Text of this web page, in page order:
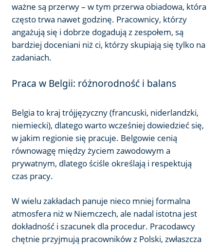
ważne są przerwy – w tym przerwa obiadowa, która
często trwa nawet godzinę. Pracownicy, którzy
angażują się i dobrze dogadują z zespołem, są
bardziej doceniani niż ci, którzy skupiają się tylko na
zadaniach.
Praca w Belgii: różnorodność i balans
Belgia to kraj trójjęzyczny (francuski, niderlandzki,
niemiecki), dlatego warto wcześniej dowiedzieć się,
w jakim regionie się pracuje. Belgowie cenią
równowagę między życiem zawodowym a
prywatnym, dlatego ściśle określają i respektują
czas pracy.
W wielu zakładach panuje nieco mniej formalna
atmosfera niż w Niemczech, ale nadal istotna jest
dokładność i szacunek dla procedur. Pracodawcy
chętnie przyjmują pracowników z Polski, zwłaszcza